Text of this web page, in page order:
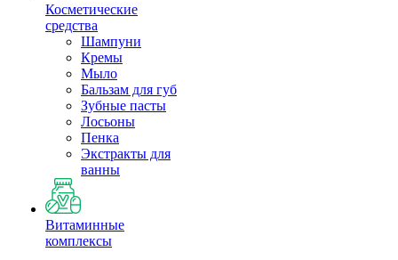
Косметические
средства
Шампуни
Кремы
Мыло
Бальзам для губ
Зубные пасты
Лосьоны
Пенка
Экстракты для
ванны
Витаминные
комплексы